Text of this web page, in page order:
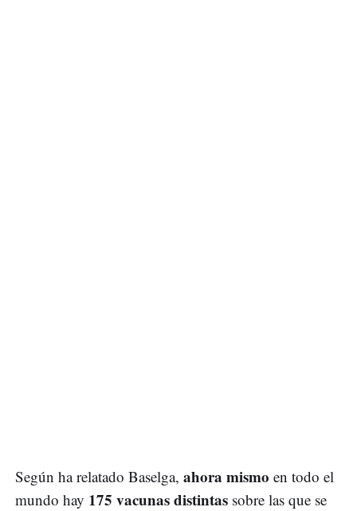
Según ha relatado Baselga, ahora mismo en todo el
mundo hay 175 vacunas distintas sobre las que se